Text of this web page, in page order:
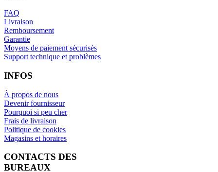
FAQ
Livraison
Remboursement
Garantie
Moyens de paiement sécurisés
Support technique et problèmes
INFOS
À propos de nous
Devenir fournisseur
Pourquoi si peu cher
Frais de livraison
Politique de cookies
Magasins et horaires
CONTACTS DES
BUREAUX